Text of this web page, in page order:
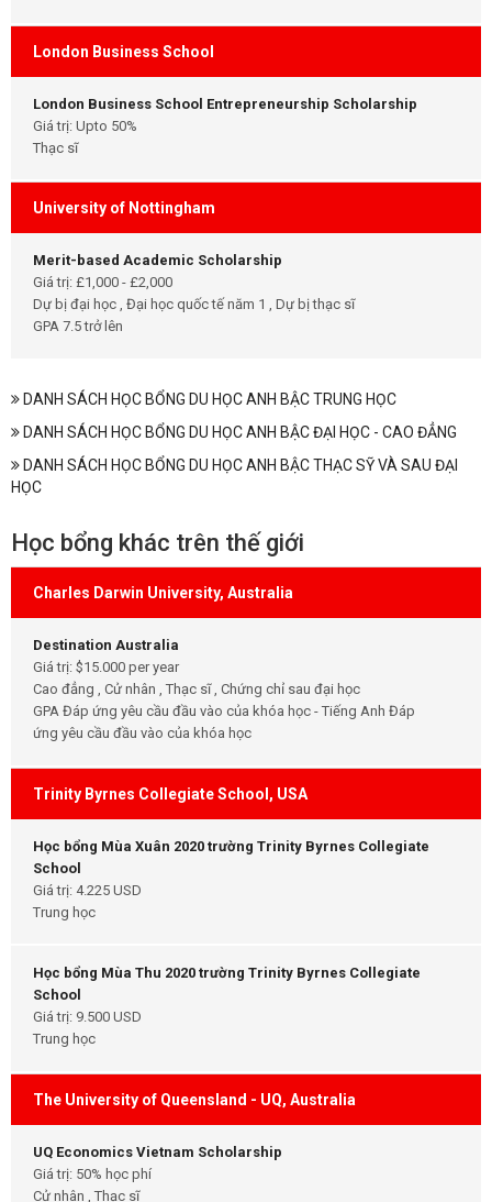
London Business School
London Business School Entrepreneurship Scholarship
Giá trị: Upto 50%
Thạc sĩ
University of Nottingham
Merit-based Academic Scholarship
Giá trị: £1,000 - £2,000
Dự bị đại học , Đại học quốc tế năm 1 , Dự bị thạc sĩ
GPA 7.5 trở lên
DANH SÁCH HỌC BỔNG DU HỌC ANH BẬC TRUNG HỌC
DANH SÁCH HỌC BỔNG DU HỌC ANH BẬC ĐẠI HỌC - CAO ĐẲNG
DANH SÁCH HỌC BỔNG DU HỌC ANH BẬC THẠC SỸ VÀ SAU ĐẠI
HỌC
Học bổng khác trên thế giới
Charles Darwin University, Australia
Destination Australia
Giá trị: $15.000 per year
Cao đẳng , Cử nhân , Thạc sĩ , Chứng chỉ sau đại học
GPA Đáp ứng yêu cầu đầu vào của khóa học - Tiếng Anh Đáp
ứng yêu cầu đầu vào của khóa học
Trinity Byrnes Collegiate School, USA
Học bổng Mùa Xuân 2020 trường Trinity Byrnes Collegiate
School
Giá trị: 4.225 USD
Trung học
Học bổng Mùa Thu 2020 trường Trinity Byrnes Collegiate
School
Giá trị: 9.500 USD
Trung học
The University of Queensland - UQ, Australia
UQ Economics Vietnam Scholarship
Giá trị: 50% học phí
Cử nhân , Thạc sĩ